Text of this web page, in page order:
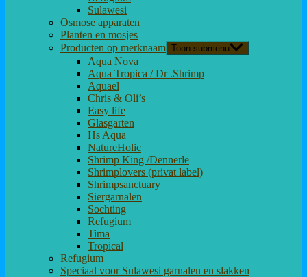
Sulawesi
Osmose apparaten
Planten en mosjes
Producten op merknaam Toon submenu
Aqua Nova
Aqua Tropica / Dr .Shrimp
Aquael
Chris & Oli’s
Easy life
Glasgarten
Hs Aqua
NatureHolic
Shrimp King /Dennerle
Shrimplovers (privat label)
Shrimpsanctuary
Siergarnalen
Sochting
Refugium
Tima
Tropical
Refugium
Speciaal voor Sulawesi garnalen en slakken